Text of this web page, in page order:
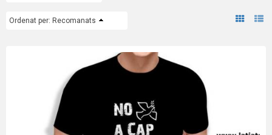
Ordenat per: Recomanats